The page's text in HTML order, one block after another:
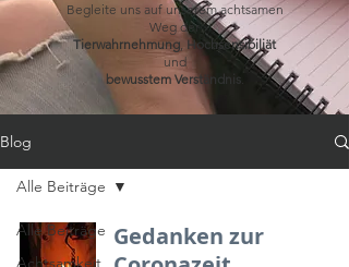
Begleite uns auf unserem achtsamen
Weg der
Tierwahrnehmung, Hochsensibiliät
und
bewusstem Verständnis.
Blog
Alle Beiträge
Achtsamkeit
Alle Beiträge
Gedanken zur